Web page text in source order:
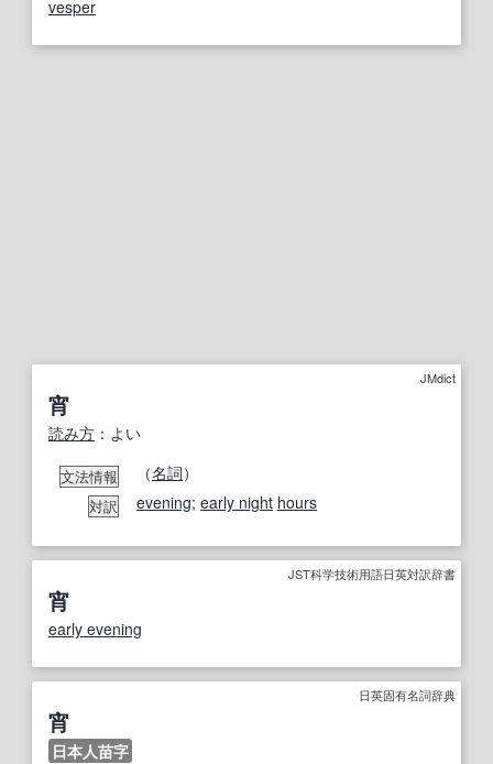
vesper
JMdict
宵
読み方 ：よい
文法情報 （名詞）
対訳 evening; early night hours
JST科学技術用語日英対訳辞書
宵
early evening
日英固有名詞辞典
宵
日本人苗字